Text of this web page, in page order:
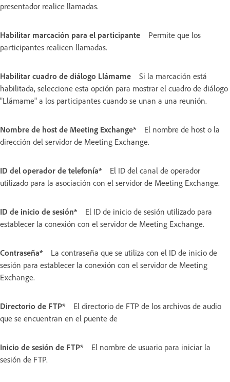
presentador realice llamadas.
Habilitar marcación para el participante
Permite que los
participantes realicen llamadas.
Habilitar cuadro de diálogo Llámame
Si la marcación está
habilitada, seleccione esta opción para mostrar el cuadro de diálogo
"Llámame" a los participantes cuando se unan a una reunión.
Nombre de host de Meeting Exchange*
El nombre de host o la
dirección del servidor de Meeting Exchange.
ID del operador de telefonía*
El ID del canal de operador
utilizado para la asociación con el servidor de Meeting Exchange.
ID de inicio de sesión*
El ID de inicio de sesión utilizado para
establecer la conexión con el servidor de Meeting Exchange.
Contraseña*
La contraseña que se utiliza con el ID de inicio de
sesión para establecer la conexión con el servidor de Meeting
Exchange.
Directorio de FTP*
El directorio de FTP de los archivos de audio
que se encuentran en el puente de
Inicio de sesión de FTP*
El nombre de usuario para iniciar la
sesión de FTP.